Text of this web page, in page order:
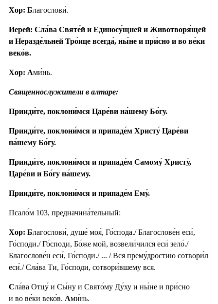
Хор: Благослови́.
Иерей: Сла́ва Святе́й и Единосу́щней и Животворя́щей
и Неразде́льней Тро́ице всегда́, ны́не и при́сно и во ве́ки
веко́в.
Хор: Ами́нь.
Священнослужители в алтаре:
Прииди́те, поклони́мся Царе́ви на́шему Бо́гу.
Прииди́те, поклони́мся и припаде́м Христу́ Царе́ви
на́шему Бо́гу.
Прииди́те, поклони́мся и припаде́м Самому́ Христу́,
Царе́ви и Бо́гу на́шему.
Прииди́те, поклони́мся и припаде́м Ему́.
Псало́м 103, предначина́тельный:
Хор: Благослови́, душе́ моя́, Го́спода./ Благослове́н еси́,
Го́споди./ Го́споди, Бо́же мой, возвели́чился еси́ зело́./
Благослове́н еси́, Го́споди./ ... / Вся прему́дростию сотвори́л
еси́./ Сла́ва Ти, Го́споди, сотвори́вшему вся.
Сла́ва Отцу́ и Сы́ну и Свято́му Ду́ху и ны́не и при́сно
и во ве́ки веко́в. Ами́нь.